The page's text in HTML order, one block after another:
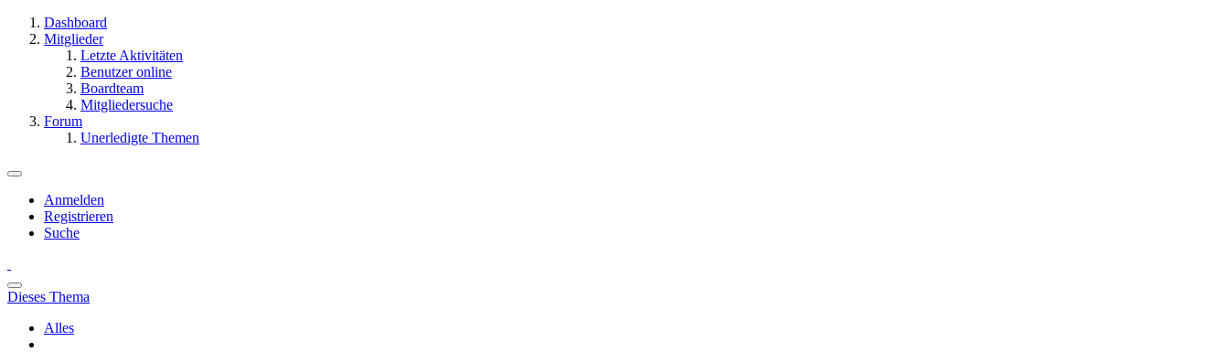
Dashboard
Mitglieder
Letzte Aktivitäten
Benutzer online
Boardteam
Mitgliedersuche
Forum
Unerledigte Themen
Anmelden
Registrieren
Suche
Dieses Thema
Alles